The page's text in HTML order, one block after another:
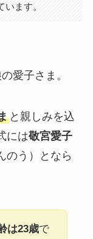
ます。
愛子さま。
と親しみを込
には敬宮愛子
のう）となら
は23歳で